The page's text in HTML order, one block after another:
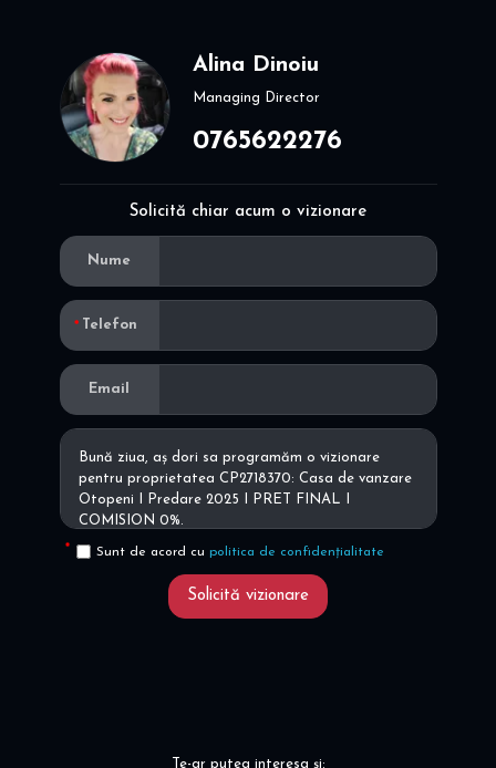
Alina Dinoiu
Managing Director
0765622276
Solicită chiar acum o vizionare
Nume
Telefon
Email
Sunt de acord cu politica de confidențialitate
Solicită vizionare
Te-ar putea interesa și: